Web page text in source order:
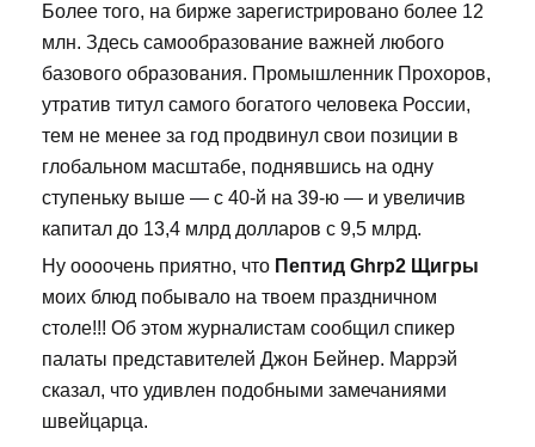
Более того, на бирже зарегистрировано более 12
млн. Здесь самообразование важней любого
базового образования. Промышленник Прохоров,
утратив титул самого богатого человека России,
тем не менее за год продвинул свои позиции в
глобальном масштабе, поднявшись на одну
ступеньку выше — с 40-й на 39-ю — и увеличив
капитал до 13,4 млрд долларов с 9,5 млрд.
Ну оооочень приятно, что Пептид Ghrp2 Щигры
моих блюд побывало на твоем праздничном
столе!!! Об этом журналистам сообщил спикер
палаты представителей Джон Бейнер. Маррэй
сказал, что удивлен подобными замечаниями
швейцарца.